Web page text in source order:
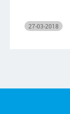
27-03-2018